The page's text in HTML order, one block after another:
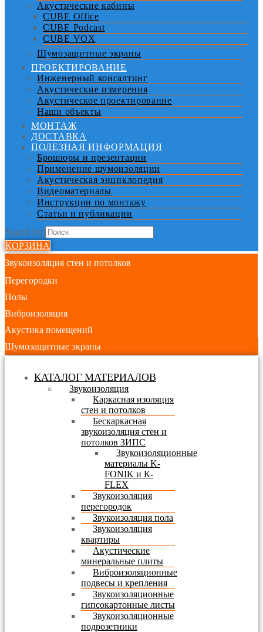
Акустические кабины
CUBE Office
CUBE Podcast
CUBE VOX
Шумозащитные экраны
ПРОЕКТИРОВАНИЕ
Инженерный консалтинг
Акустические измерения
Акустическое проектирование
Наши объекты
МОНТАЖ
ДОСТАВКА
ПОЛЕЗНАЯ ИНФОРМАЦИЯ
Брошюры и презентации
Применение шумоизоляции
Акустическая энциклопедия
Видеоматериалы
Инструкции по монтажу
Статьи и публикации
Search for:
КОРЗИНА
Звукоизоляция стен и потолков
Перегородки
Полы
Виброизоляция
Акустика помещений
Шумозащитные экраны
КАТАЛОГ МАТЕРИАЛОВ
Звукоизоляция
Каркасная изоляция
стен и потолков
Бескаркасная
звукоизоляция стен и
потолков ЗИПС
Звукоизоляционные
материалы K-
FONIK и К-
FLEX
Звукоизоляция
перегородок
Звукоизоляция пола
Звукоизоляция
квартиры
Акустические
минеральные плиты
Виброизоляционные
подвесы и крепления
Звукоизоляционные
гипсокартонные листы
Звукоизоляционные
подрозетники